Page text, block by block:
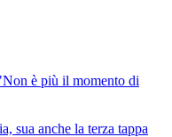
è più il momento di
sua anche la terza tappa